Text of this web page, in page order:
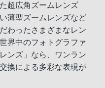
超広角ズームレンズ
薄型ズームレンズなど
わったさまざまなレン
界中のフォトグラファ
ンズ」なら、ワンラン
換による多彩な表現が